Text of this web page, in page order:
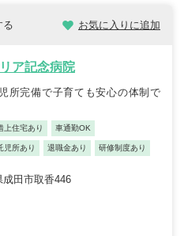
る お気に入りに追加
ア記念病院
所完備で子育ても安心の体制で
上住宅あり 車通勤OK
児所あり 退職金あり 研修制度あり
成田市取香446